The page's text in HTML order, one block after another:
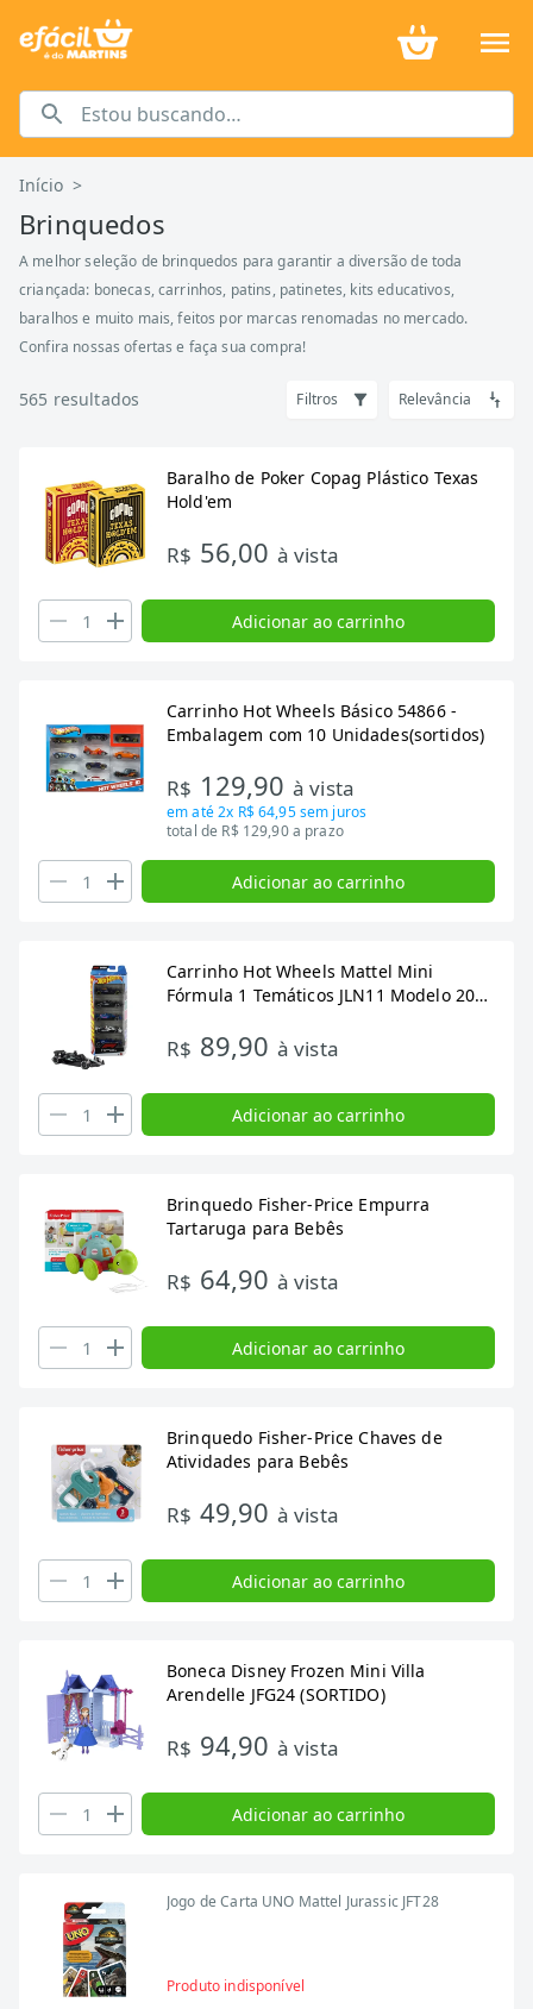
Início >
Brinquedos
A melhor seleção de brinquedos para garantir a diversão de toda
criançada: bonecas, carrinhos, patins, patinetes, kits educativos,
baralhos e muito mais, feitos por marcas renomadas no mercado.
Confira nossas ofertas e faça sua compra!
565 resultados Filtros Relevância
Baralho de Poker Copag Plástico Texas
Hold'em
R$ 56,00 à vista
Adicionar ao carrinho
Carrinho Hot Wheels Básico 54866 -
Embalagem com 10 Unidades(sortidos)
R$ 129,90 à vista
em até2x R$ 64,95sem juros
total de R$ 129,90 a prazo
Adicionar ao carrinho
Carrinho Hot Wheels Mattel Mini
Fórmula 1 Temáticos JLN11 Modelo 2025
(SORTIDO)
R$ 89,90 à vista
Adicionar ao carrinho
Brinquedo Fisher-Price Empurra
Tartaruga para Bebês
R$ 64,90 à vista
Adicionar ao carrinho
Brinquedo Fisher-Price Chaves de
Atividades para Bebês
R$ 49,90 à vista
Adicionar ao carrinho
Boneca Disney Frozen Mini Villa
Arendelle JFG24 (SORTIDO)
R$ 94,90 à vista
Adicionar ao carrinho
Jogo de Carta UNO Mattel Jurassic JFT28
Produto indisponível